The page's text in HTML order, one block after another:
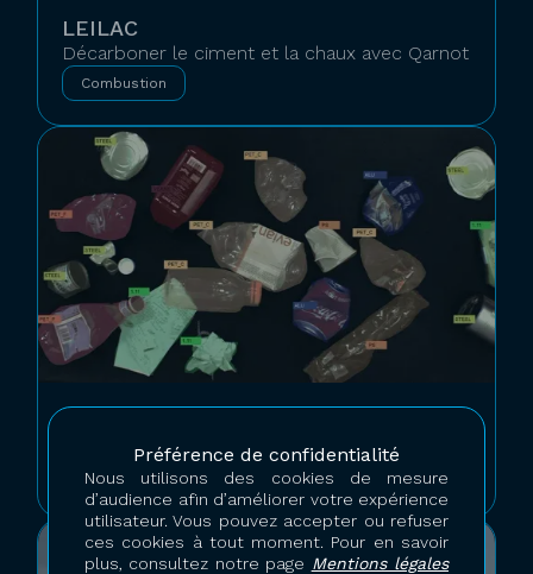
Préférence de confidentialité
Nous utilisons des cookies de mesure
d’audience afin d’améliorer votre expérience
utilisateur. Vous pouvez accepter ou refuser
ces cookies à tout moment. Pour en savoir
plus, consultez notre page Mentions légales
LEILAC
Décarboner le ciment et la chaux avec Qarnot
Combustion
Gestion des déchets et machine learning
Machine learning